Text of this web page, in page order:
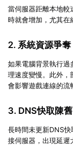
當伺服器距離本地較
時就會增加，尤其在
2. 系統資源爭奪
如果電腦背景執行過
理速度變慢。此外，
會影響遊戲連線的流
3. DNS快取陳舊
長時間未更新DNS
接伺服器，出現延遲